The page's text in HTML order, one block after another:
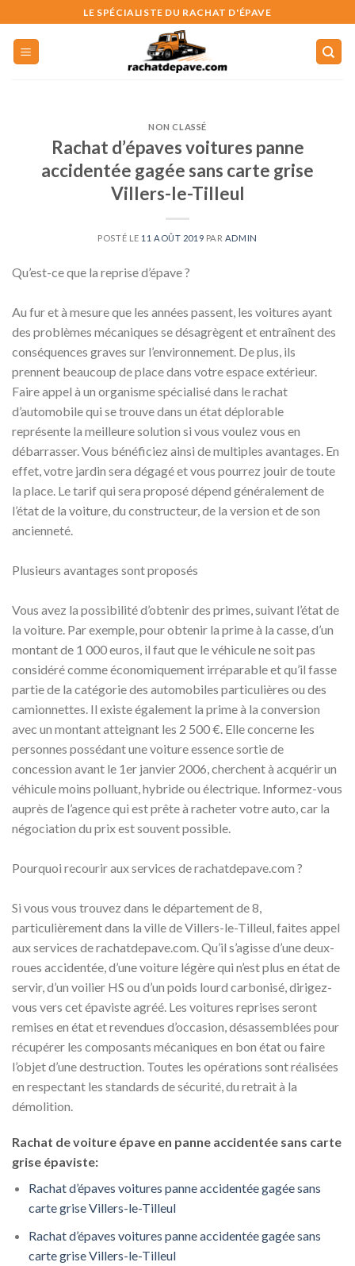
to
content
LE SPÉCIALISTE DU RACHAT D'ÉPAVE
NON CLASSÉ
Rachat d’épaves voitures panne
accidentée gagée sans carte grise
Villers-le-Tilleul
POSTÉ LE 11 AOÛT 2019 PAR ADMIN
Qu’est-ce que la reprise d’épave ?
Au fur et à mesure que les années passent, les voitures ayant
des problèmes mécaniques se désagrègent et entraînent des
conséquences graves sur l’environnement. De plus, ils
prennent beaucoup de place dans votre espace extérieur.
Faire appel à un organisme spécialisé dans le rachat
d’automobile qui se trouve dans un état déplorable
représente la meilleure solution si vous voulez vous en
débarrasser. Vous bénéficiez ainsi de multiples avantages. En
effet, votre jardin sera dégagé et vous pourrez jouir de toute
la place. Le tarif qui sera proposé dépend généralement de
l’état de la voiture, du constructeur, de la version et de son
ancienneté.
Plusieurs avantages sont proposés
Vous avez la possibilité d’obtenir des primes, suivant l’état de
la voiture. Par exemple, pour obtenir la prime à la casse, d’un
montant de 1 000 euros, il faut que le véhicule ne soit pas
considéré comme économiquement irréparable et qu’il fasse
partie de la catégorie des automobiles particulières ou des
camionnettes. Il existe également la prime à la conversion
avec un montant atteignant les 2 500 €. Elle concerne les
personnes possédant une voiture essence sortie de
concession avant le 1er janvier 2006, cherchent à acquérir un
véhicule moins polluant, hybride ou électrique. Informez-vous
auprès de l’agence qui est prête à racheter votre auto, car la
négociation du prix est souvent possible.
Pourquoi recourir aux services de rachatdepave.com ?
Si vous vous trouvez dans le département de 8,
particulièrement dans la ville de Villers-le-Tilleul, faites appel
aux services de rachatdepave.com. Qu’il s’agisse d’une deux-
roues accidentée, d’une voiture légère qui n’est plus en état de
servir, d’un voilier HS ou d’un poids lourd carbonisé, dirigez-
vous vers cet épaviste agréé. Les voitures reprises seront
remises en état et revendues d’occasion, désassemblées pour
récupérer les composants mécaniques en bon état ou faire
l’objet d’une destruction. Toutes les opérations sont réalisées
en respectant les standards de sécurité, du retrait à la
démolition.
Rachat de voiture épave en panne accidentée sans carte
grise épaviste:
Rachat d’épaves voitures panne accidentée gagée sans
carte grise Villers-le-Tilleul
Rachat d’épaves voitures panne accidentée gagée sans
carte grise Villers-le-Tilleul